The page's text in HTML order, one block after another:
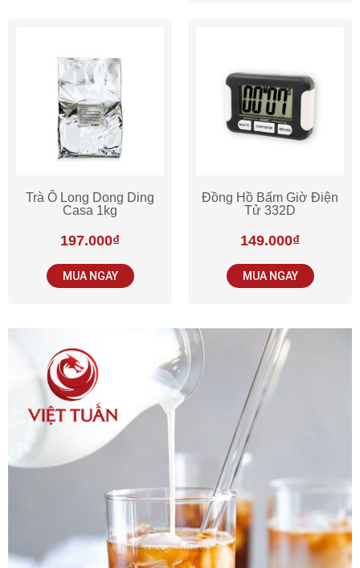
Trà Ô Long Dong Ding
Casa 1kg
197.000₫
MUA NGAY
Đồng Hồ Bấm Giờ Điện
Tử 332D
149.000₫
MUA NGAY